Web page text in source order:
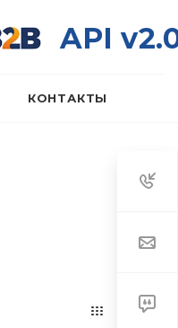
API
КОНТАКТЫ